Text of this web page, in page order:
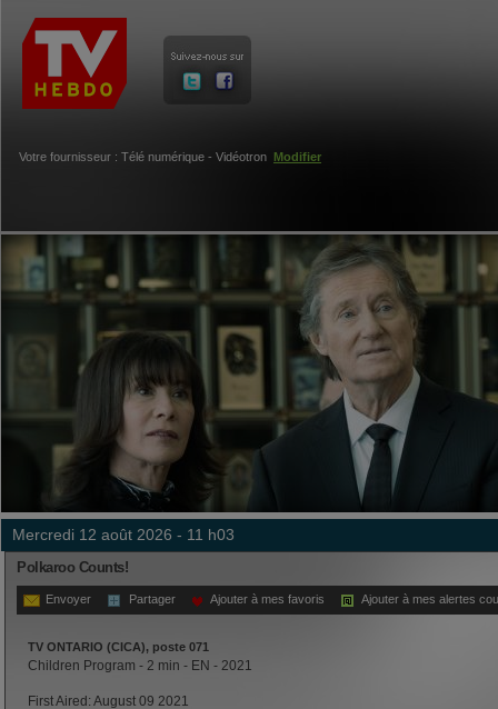
Votre fournisseur : Télé numérique - Vidéotron Modifier
mercredi 12 août 2026 - 11 h03
Polkaroo Counts!
Envoyer Partager Ajouter à mes favoris Ajouter à mes alertes
TV ONTARIO (CICA), poste 071
Children Program - 2 min - EN - 2021
First Aired: August 09 2021